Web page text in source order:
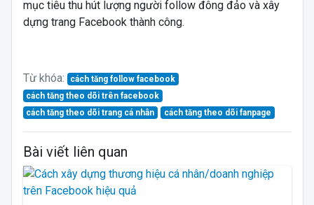
mục tiêu thu hút lượng người follow đông đảo và xây
dựng trang Facebook thành công.
Từ khóa:
cách tăng follow facebook
cách tăng theo dõi trên facebook
cách tăng theo dõi trang cá nhân
cách tăng theo dõi fanpage
Bài viết liên quan